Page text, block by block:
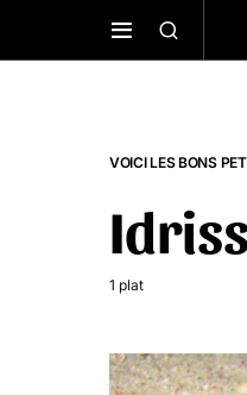
VOICI LES BONS
1 plat